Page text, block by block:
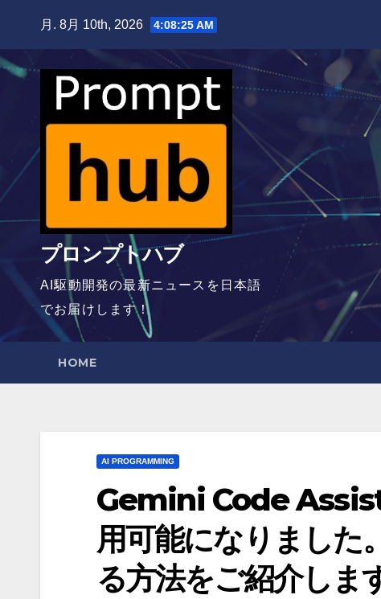
content
月. 8月 10th, 2026 4:08:27 AM
プロンプトハブ
AI駆動開発の最新ニュースを日本語
でお届けします！
HOME
AI PROGRAMMING
Gemini Code Assist
用可能になりました
る方法をご紹介し